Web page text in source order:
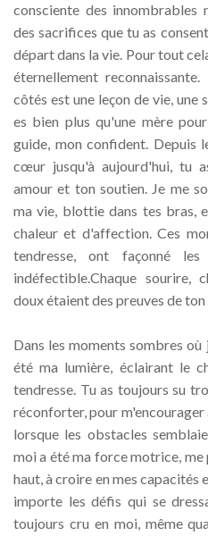
consciente des innombrables
des sacrifices que tu as
départ dans la vie. Pour tout
éternellement
côtés est une leçon de vie,
es bien plus qu'une mère
guide, mon confident. Depuis
cœur jusqu'à aujourd'hui, tu
amour et ton soutien. Je me
ma vie, blottie dans tes bras,
chaleur et d'affection. Ces
tendresse, ont façonné
indéfectible.Chaque sourire,
doux étaient des preuves de
Dans les moments sombres
été ma lumière, éclairant le
tendresse. Tu as toujours su
réconforter, pour m'encourager
lorsque les obstacles
moi a été ma force motrice,
haut, à croire en mes capacités
importe les défis qui se
toujours cru en moi, même